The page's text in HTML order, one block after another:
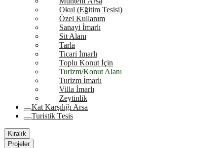
Okul (Eğitim Tesisi)
Özel Kullanım
Sanayi İmarlı
Sit Alanı
Tarla
Ticari İmarlı
Toplu Konut İçin
Turizm/Konut Alanı
Turizm İmarlı
Villa İmarlı
Zeytinlik
Kat Karşılığı Arsa
Turistik Tesis
Kiralık
Projeler